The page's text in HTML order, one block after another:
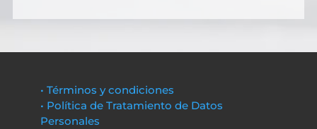
• Términos y condiciones
• Política de Tratamiento de Datos
Personales